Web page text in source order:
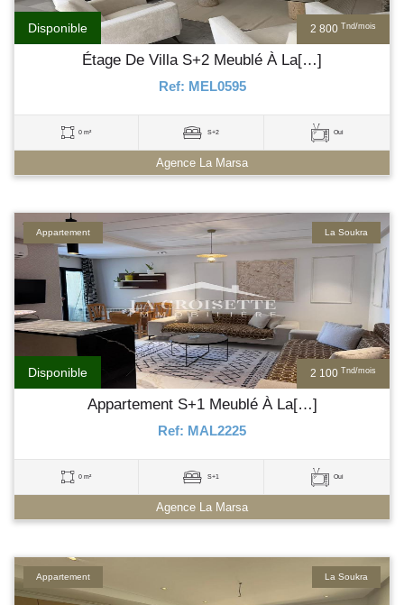
2 800 Tnd/mois
Disponible
Étage De Villa S+2 Meublé À La[…]
Ref: MEL0595
0 m² S+2 Oui
Agence La Marsa
2 100 Tnd/mois
Disponible
La Soukra
Appartement
Appartement S+1 Meublé À La[…]
Ref: MAL2225
0 m² S+1 Oui
Agence La Marsa
La Soukra
Appartement